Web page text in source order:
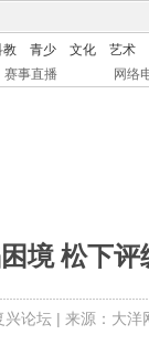
教 青少 文化
艺术
赛事直播 网络
境 松下评
兴论坛 | 来源：大